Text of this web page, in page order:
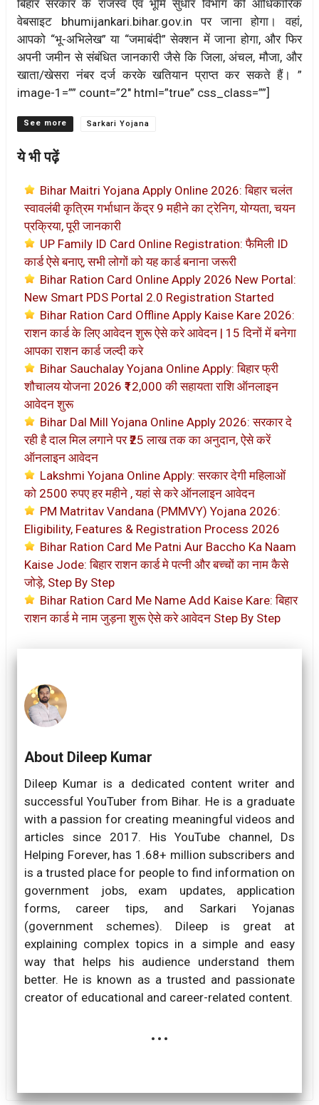
बिहार सरकार के राजस्व एवं भूमि सुधार विभाग की आधिकारिक
वेबसाइट bhumijankari.bihar.gov.in पर जाना होगा। वहां,
आपको “भू-अभिलेख” या “जमाबंदी” सेक्शन में जाना होगा, और फिर
अपनी जमीन से संबंधित जानकारी जैसे कि जिला, अंचल, मौजा, और
खाता/खेसरा नंबर दर्ज करके खतियान प्राप्त कर सकते हैं। ”
image-1=”” count=”2″ html=”true” css_class=””]
Categories Sarkari Yojana
ये भी पढ़ें
Bihar Maitri Yojana Apply Online 2026: बिहार चलंत
स्वावलंबी कृत्रिम गर्भाधान केंद्र 9 महीने का ट्रेनिग, योग्यता, चयन
प्रक्रिया, पूरी जानकारी
UP Family ID Card Online Registration: फैमिली ID
कार्ड ऐसे बनाए, सभी लोगों को यह कार्ड बनाना जरूरी
Bihar Ration Card Online Apply 2026 New Portal:
New Smart PDS Portal 2.0 Registration Started
Bihar Ration Card Offline Apply Kaise Kare 2026:
राशन कार्ड के लिए आवेदन शुरू ऐसे करे आवेदन | 15 दिनों में बनेगा
आपका राशन कार्ड जल्दी करे
Bihar Sauchalay Yojana Online Apply: बिहार फ्री
शौचालय योजना 2026 ₹12,000 की सहायता राशि ऑनलाइन
आवेदन शुरू
Bihar Dal Mill Yojana Online Apply 2026: सरकार दे
रही है दाल मिल लगाने पर ₹25 लाख तक का अनुदान, ऐसे करें
ऑनलाइन आवेदन
Lakshmi Yojana Online Apply: सरकार देगी महिलाओं
को 2500 रुपए हर महीने , यहां से करे ऑनलाइन आवेदन
PM Matritav Vandana (PMMVY) Yojana 2026:
Eligibility, Features & Registration Process 2026
Bihar Ration Card Me Patni Aur Baccho Ka Naam
Kaise Jode: बिहार राशन कार्ड मे पत्नी और बच्चों का नाम कैसे
जोड़े, Step By Step
Bihar Ration Card Me Name Add Kaise Kare: बिहार
राशन कार्ड मे नाम जुड़ना शुरू ऐसे करे आवेदन Step By Step
About Dileep Kumar
Dileep Kumar is a dedicated content writer and
successful YouTuber from Bihar. He is a graduate
with a passion for creating meaningful videos and
articles since 2017. His YouTube channel, Ds
Helping Forever, has 1.68+ million subscribers and
is a trusted place for people to find information on
government jobs, exam updates, application
forms, career tips, and Sarkari Yojanas
(government schemes). Dileep is great at
explaining complex topics in a simple and easy
way that helps his audience understand them
better. He is known as a trusted and passionate
creator of educational and career-related content.
...